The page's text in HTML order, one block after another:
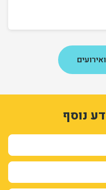
נוסף form-